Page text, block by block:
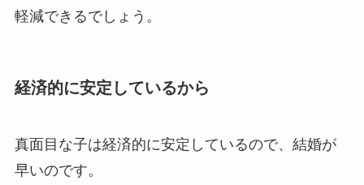
軽減できるでしょう。
経済的に安定しているから
真面目な子は経済的に安定しているので、結婚が
早いのです。